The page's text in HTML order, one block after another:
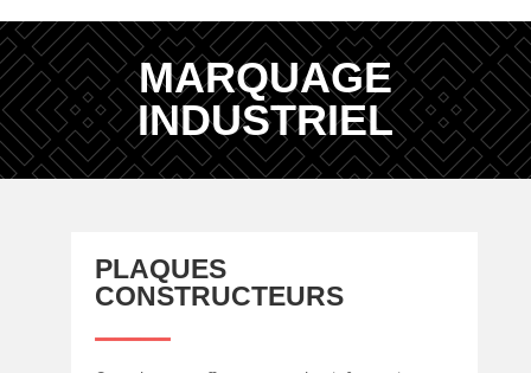
MARQUAGE
INDUSTRIEL
PLAQUES
CONSTRUCTEURS